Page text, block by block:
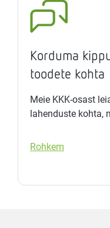
Korduma
toodete kohta
Meie KKK-osast
lahenduste kohta,
Rohkem